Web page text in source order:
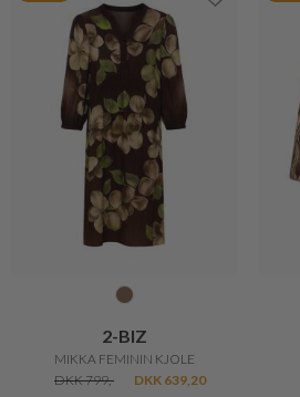
2-BIZ
MIKKA FEMININ KJOLE
DKK 799,-
DKK 639,20